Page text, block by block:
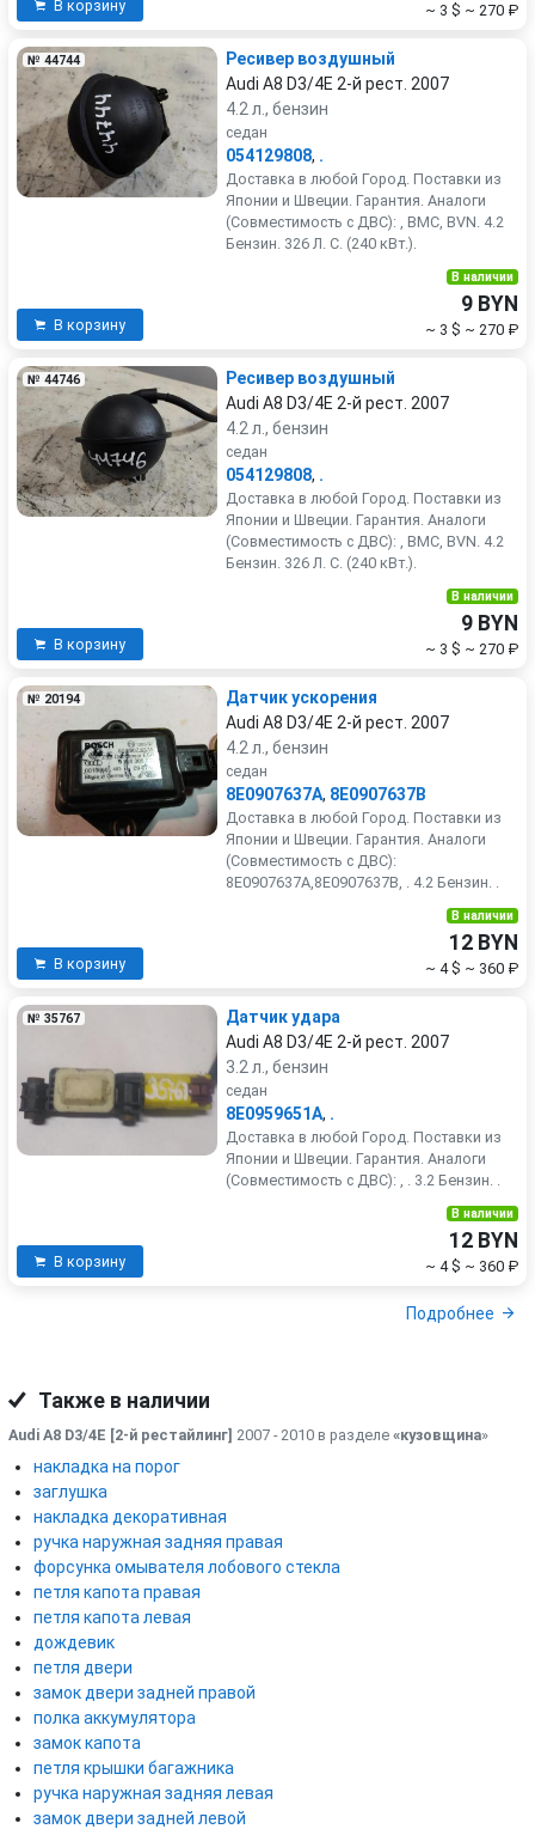
В корзину ~ 3 $ ~ 270 ₽
№ 44744
Ресивер воздушный
Audi A8 D3/4E 2-й рест. 2007
4.2 л., бензин
седан
054129808, .
Доставка в любой Город. Поставки из
Японии и Швеции. Гарантия. Аналоги
(Совместимость с ДВС): , BMC, BVN. 4.2
Бензин. 326 Л. С. (240 кВт.).
В корзину
В наличии
9 BYN
~ 3 $ ~ 270 ₽
№ 44746
Ресивер воздушный
Audi A8 D3/4E 2-й рест. 2007
4.2 л., бензин
седан
054129808, .
Доставка в любой Город. Поставки из
Японии и Швеции. Гарантия. Аналоги
(Совместимость с ДВС): , BMC, BVN. 4.2
Бензин. 326 Л. С. (240 кВт.).
В корзину
В наличии
9 BYN
~ 3 $ ~ 270 ₽
№ 20194
Датчик ускорения
Audi A8 D3/4E 2-й рест. 2007
4.2 л., бензин
седан
8E0907637A, 8E0907637B
Доставка в любой Город. Поставки из
Японии и Швеции. Гарантия. Аналоги
(Совместимость с ДВС):
8E0907637A,8E0907637B, . 4.2 Бензин. .
В корзину
В наличии
12 BYN
~ 4 $ ~ 360 ₽
№ 35767
Датчик удара
Audi A8 D3/4E 2-й рест. 2007
3.2 л., бензин
седан
8E0959651A, .
Доставка в любой Город. Поставки из
Японии и Швеции. Гарантия. Аналоги
(Совместимость с ДВС): , . 3.2 Бензин. .
В корзину
В наличии
12 BYN
~ 4 $ ~ 360 ₽
Подробнее
Также в наличии
Audi A8 D3/4E [2-й рестайлинг] 2007 - 2010 в разделе «кузовщина»
накладка на порог
заглушка
накладка декоративная
ручка наружная задняя правая
форсунка омывателя лобового стекла
петля капота правая
петля капота левая
дождевик
петля двери
замок двери задней правой
полка аккумулятора
замок капота
петля крышки багажника
ручка наружная задняя левая
замок двери задней левой